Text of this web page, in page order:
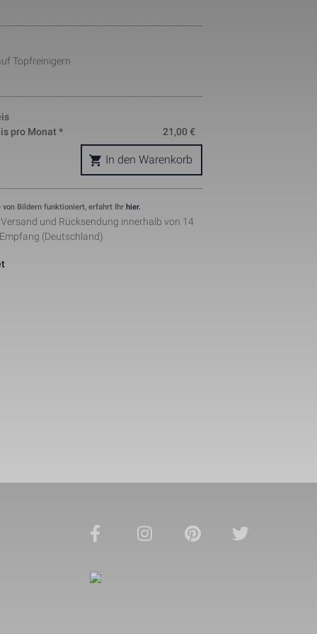
Topfreinigern
pro Monat *
21,00 €
In den Warenkorb
von Bildern funktioniert, erfahrt Ihr hier.
und Rücksendung innerhalb von 14
(Deutschland)
is used
helps in
The data
they
form.
where the
to be a
amount of
when
Facebook
to
The